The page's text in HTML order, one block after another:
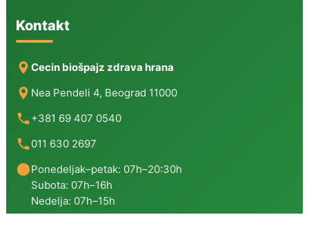
Kontakt
Cecin biošpajz zdrava hrana
Nea Pendeli 4, Beograd 11000
+381 69 407 0540
011 630 2697
Ponedeljak–petak: 07h–20:30h
Subota: 07h–16h
Nedelja: 07h–15h